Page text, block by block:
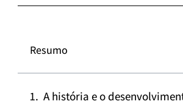
Resumo
A história e o